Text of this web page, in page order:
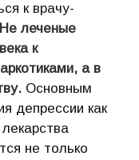
к врачу-
Не леченые
к
а в
Основным
депрессии как
не только